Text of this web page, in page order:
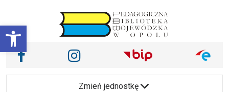
Otwórz pasek narzędzi
Main Navigation
Nasze media społecznościowe i inne
Facebook Instagram
Zmień jednostkę